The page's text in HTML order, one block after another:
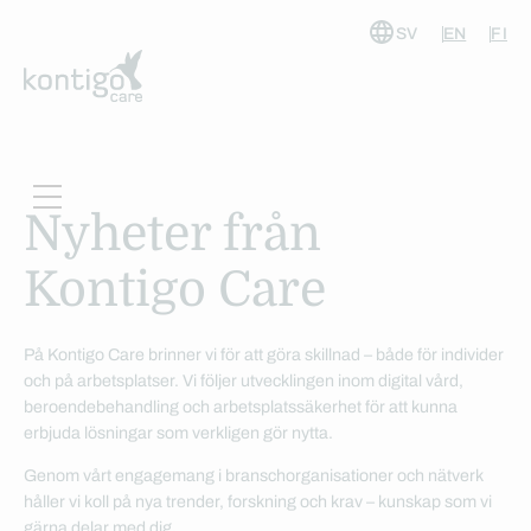
innehåll
SV EN FI
Nyheter från
Kontigo Care
På Kontigo Care brinner vi för att göra skillnad – både för individer
och på arbetsplatser. Vi följer utvecklingen inom digital vård,
beroendebehandling och arbetsplatssäkerhet för att kunna
erbjuda lösningar som verkligen gör nytta.
Genom vårt engagemang i branschorganisationer och nätverk
håller vi koll på nya trender, forskning och krav – kunskap som vi